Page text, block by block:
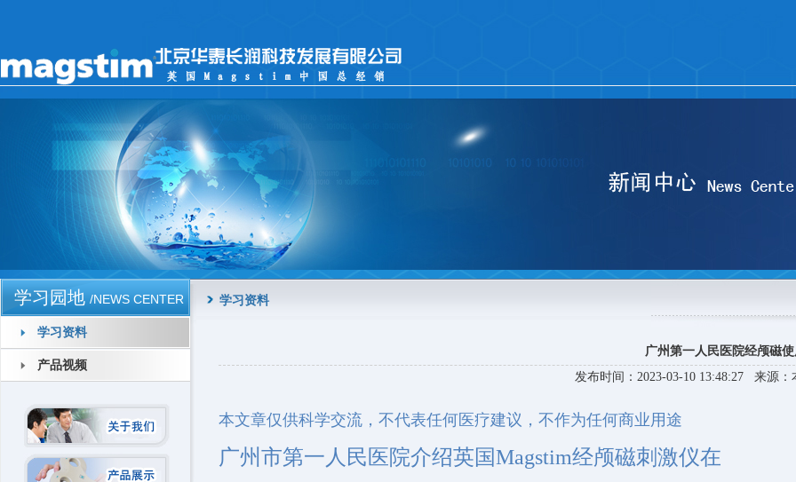
学习园地 /NEWS CENTER
学习资料
产品视频
学习资料
广州第一人民医院经颅磁
发布时间：2023-03-10 13:48:27 来源
本文章仅供科学交流，不代表任何医疗建议，不作为任何商业用途
广州市第一人民医院介绍英国Magstim经颅磁刺激仪在